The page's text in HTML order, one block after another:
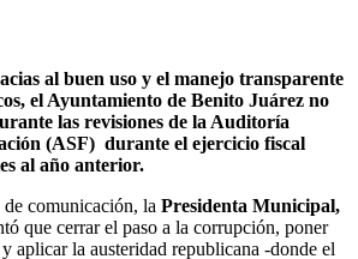
al buen uso y el manejo transparente
el Ayuntamiento de Benito Juárez no
las revisiones de la Auditoría
(ASF) durante el ejercicio fiscal
al año anterior.
comunicación, la Presidenta Municipal,
que cerrar el paso a la corrupción, poner
aplicar la austeridad republicana -donde el